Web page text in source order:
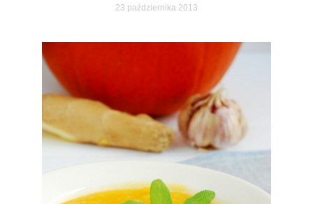
23 października 2013